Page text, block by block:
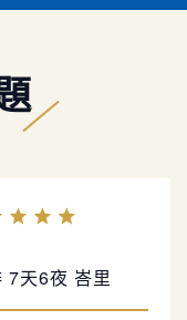
7天6夜 峇里